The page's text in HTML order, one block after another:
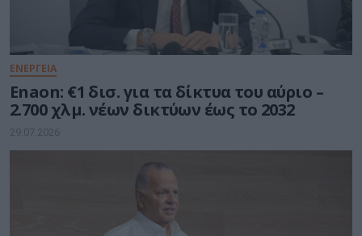
ΕΝΕΡΓΕΙΑ
Enaon: €1 δισ. για τα δίκτυα του αύριο –
2.700 χλμ. νέων δικτύων έως το 2032
29.07.2026